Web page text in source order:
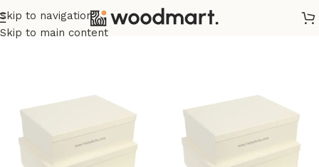
Skip to navigation
Skip to main content